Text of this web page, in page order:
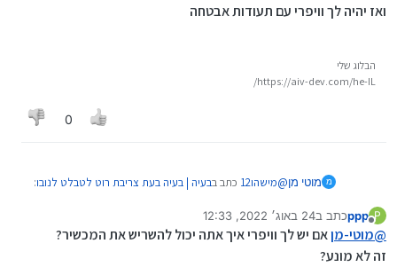
ואז יהיה לך וויפרי עם תעודות אבטחה
הבלוג שלי
https://aiv-dev.com/he-IL/
0
מ מוטי מן@מישהו12 כתב בבעיה | בעיה בעת צריבת רוט לטבלט לנובו:
הערה: אם אני יודע נכון, וויפרי לא עובד על מכשיר
P
pppכתב ב24 באוג׳ 2022, 12:33
נערך לאחרונה על ידי
@מוטי-מןאם יש לך וויפרי איך אתה יכול להשריש את המכשיר?
זה לא מונע?